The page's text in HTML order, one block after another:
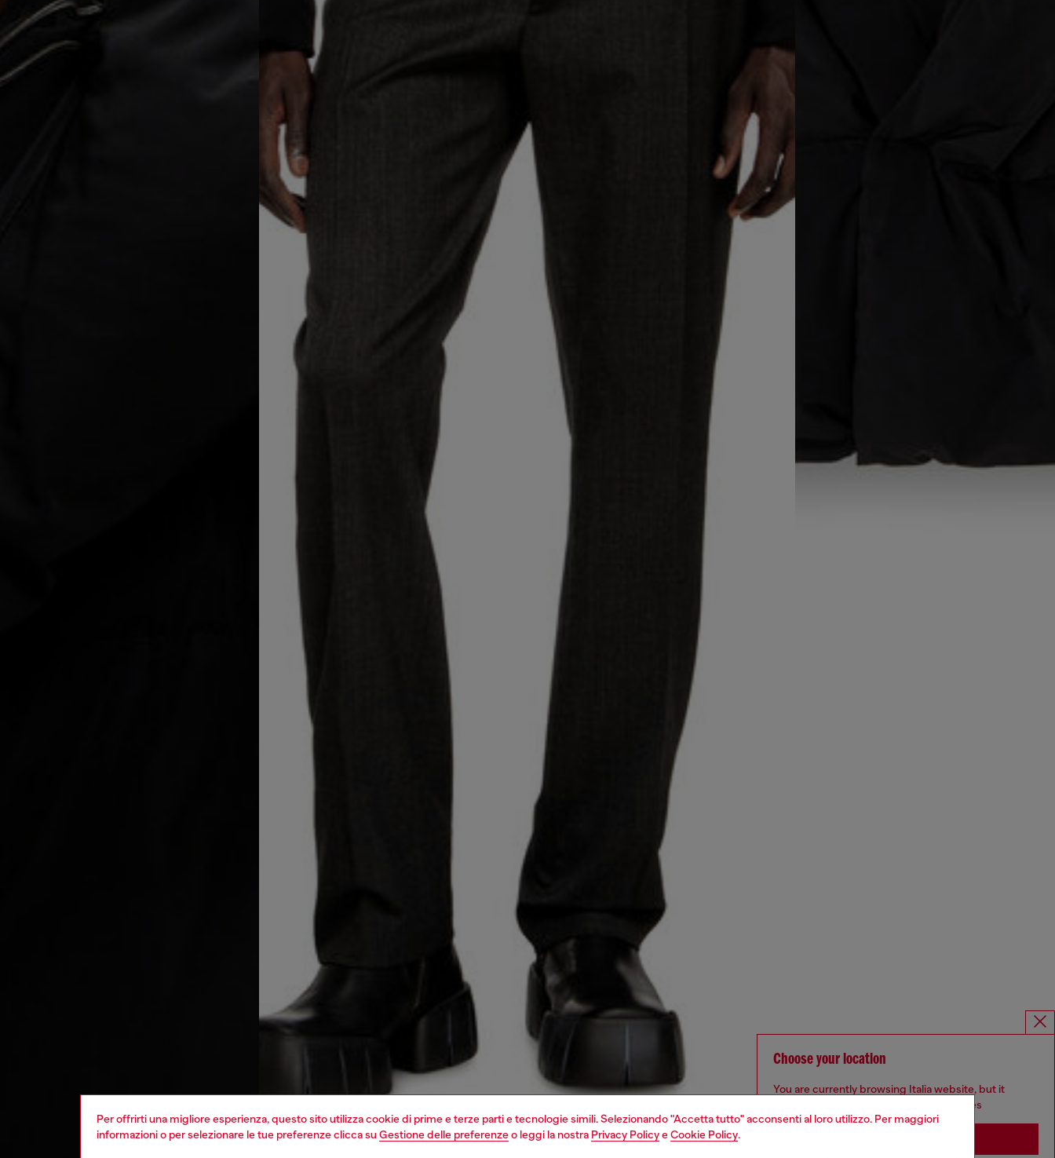
Per offrirti una migliore esperienza, questo sito utilizza cookie di prime e terze parti e tecnologie simili. Selezionando "Accetta tutto" acconsenti al loro utilizzo. Per maggiori
informazioni o per selezionare le tue preferenze clicca su Gestione delle preferenzeo leggi la nostra Privacy PolicyeCookie Policy.
Choose your location
You are currently browsing Italia website, but it
seems you may be based in United States